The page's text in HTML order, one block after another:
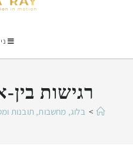
רגישות
> בלוג, מחשבות, תובנות